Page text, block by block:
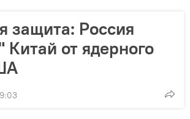
защита: Россия
Китай от ядерного